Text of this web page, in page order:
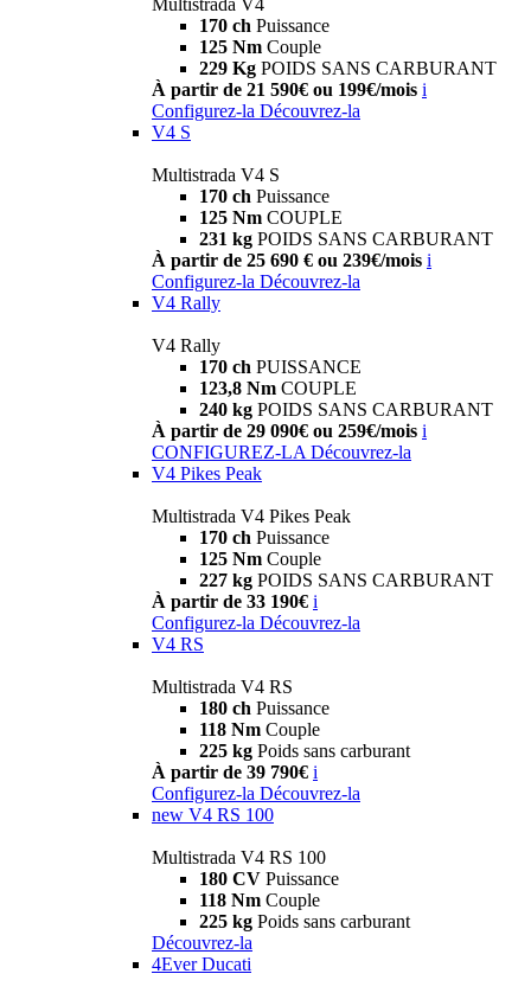
Multistrada V4
170 ch Puissance
125 Nm Couple
229 Kg POIDS SANS CARBURANT
À partir de 21 590€ ou 199€/mois i
Configurez-la Découvrez-la
V4 S
Multistrada V4 S
170 ch Puissance
125 Nm COUPLE
231 kg POIDS SANS CARBURANT
À partir de 25 690 € ou 239€/mois i
Configurez-la Découvrez-la
V4 Rally
V4 Rally
170 ch PUISSANCE
123,8 Nm COUPLE
240 kg POIDS SANS CARBURANT
À partir de 29 090€ ou 259€/mois i
CONFIGUREZ-LA Découvrez-la
V4 Pikes Peak
Multistrada V4 Pikes Peak
170 ch Puissance
125 Nm Couple
227 kg POIDS SANS CARBURANT
À partir de 33 190€ i
Configurez-la Découvrez-la
V4 RS
Multistrada V4 RS
180 ch Puissance
118 Nm Couple
225 kg Poids sans carburant
À partir de 39 790€ i
Configurez-la Découvrez-la
new V4 RS 100
Multistrada V4 RS 100
180 CV Puissance
118 Nm Couple
225 kg Poids sans carburant
Découvrez-la
4Ever Ducati